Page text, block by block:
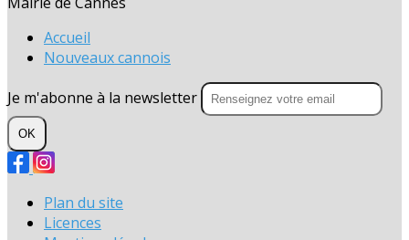
Accueil
Nouveaux cannois
Je m'abonne à la newsletter
OK
Plan du site
Licences